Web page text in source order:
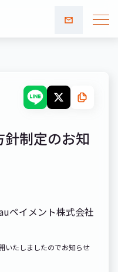
合わせ
制定のお知
ペイメント株式会社
いたしましたのでお知らせ